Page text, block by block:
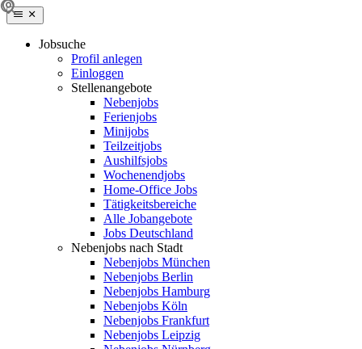
Jobsuche
Profil anlegen
Einloggen
Stellenangebote
Nebenjobs
Ferienjobs
Minijobs
Teilzeitjobs
Aushilfsjobs
Wochenendjobs
Home-Office Jobs
Tätigkeitsbereiche
Alle Jobangebote
Jobs Deutschland
Nebenjobs nach Stadt
Nebenjobs München
Nebenjobs Berlin
Nebenjobs Hamburg
Nebenjobs Köln
Nebenjobs Frankfurt
Nebenjobs Leipzig